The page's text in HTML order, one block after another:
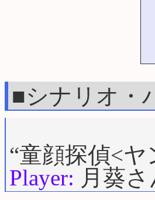
■シナリオ・
“童顔探偵<
Player: 月葵さ